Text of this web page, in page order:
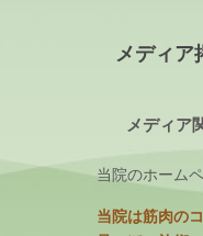
メディア
メディア
当院のホーム
当院は筋肉の